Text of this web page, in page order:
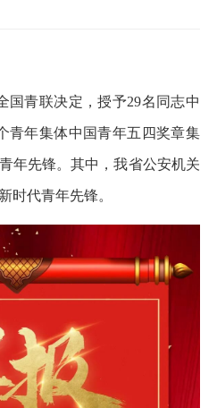
青联决定，授予29名同志中
青年集体中国青年五四奖章集
年先锋。其中，我省公安机关
时代青年先锋。